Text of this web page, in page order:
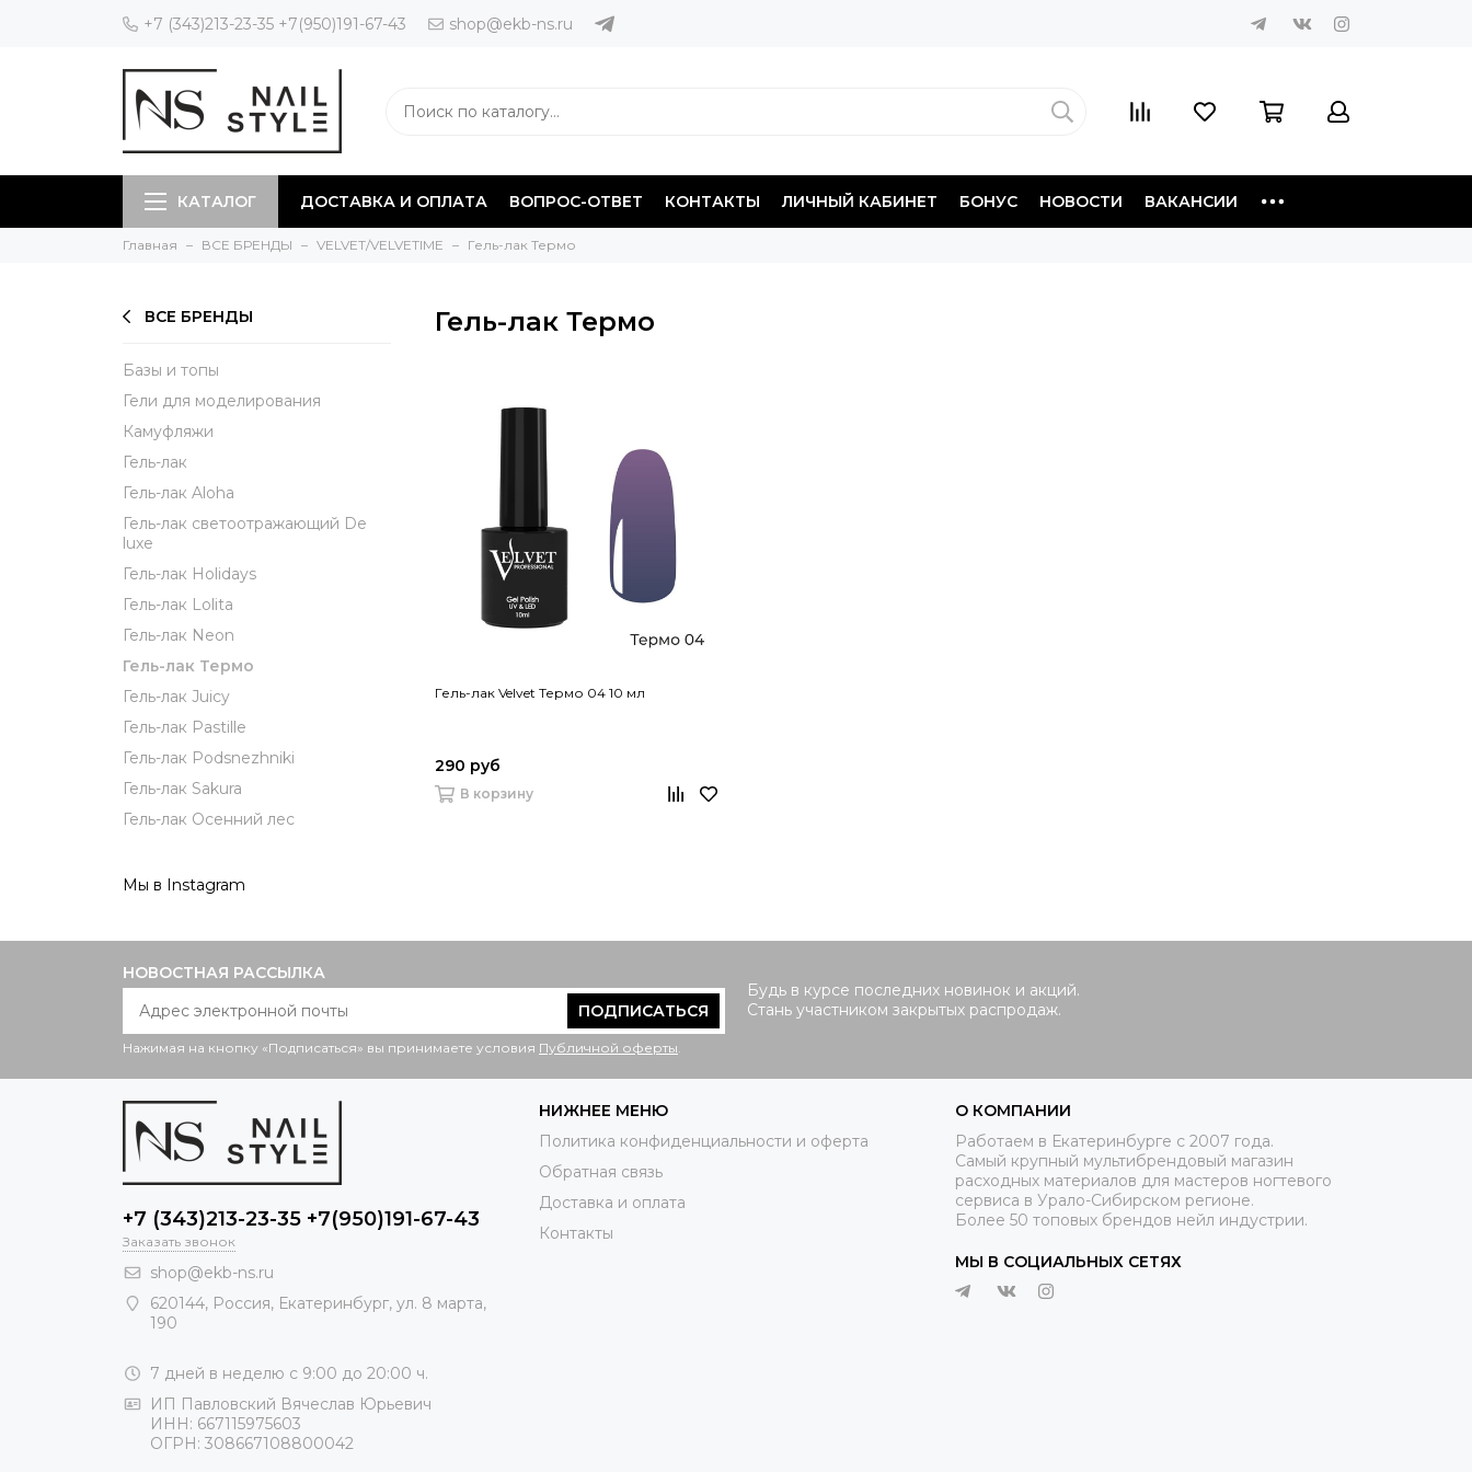
+7 (343)213-23-35 +7(950)191-67-43 shop@ekb-ns.ru
КАТАЛОГ ДОСТАВКА И ОПЛАТА ВОПРОС-ОТВЕТ КОНТАКТЫ ЛИЧНЫЙ КАБИНЕТ БОНУС НОВОСТИ ВАКАНСИИ
Главная ВСЕ БРЕНДЫ VELVET/VELVETIME Гель-лак Термо
ВСЕ БРЕНДЫ
Базы и топы
Гели для моделирования
Камуфляжи
Гель-лак
Гель-лак Aloha
Гель-лак светоотражающий De
luxe
Гель-лак Holidays
Гель-лак Lolita
Гель-лак Neon
Гель-лак Термо
Гель-лак Juicy
Гель-лак Pastille
Гель-лак Podsnezhniki
Гель-лак Sakura
Гель-лак Осенний лес
Мы в Instagram
Гель-лак Термо
Гель-лак Velvet Термо 04 10 мл
290 руб
В корзину
НОВОСТНАЯ РАССЫЛКА
ПОДПИСАТЬСЯ
Нажимая на кнопку «Подписаться» вы принимаете условия Публичной оферты.
Будь в курсе последних новинок и акций.
Стань участником закрытых распродаж.
+7 (343)213-23-35 +7(950)191-67-43
Заказать звонок
shop@ekb-ns.ru
620144, Россия, Екатеринбург, ул. 8 марта,
190
7 дней в неделю с 9:00 до 20:00 ч.
ИП Павловский Вячеслав Юрьевич
ИНН: 667115975603
ОГРН: 308667108800042
НИЖНЕЕ МЕНЮ
Политика конфиденциальности и оферта
Обратная связь
Доставка и оплата
Контакты
О КОМПАНИИ
Работаем в Екатеринбурге с 2007 года.
Самый крупный мультибрендовый магазин
расходных материалов для мастеров ногтевого
сервиса в Урало-Сибирском регионе.
Более 50 топовых брендов нейл индустрии.
МЫ В СОЦИАЛЬНЫХ СЕТЯХ